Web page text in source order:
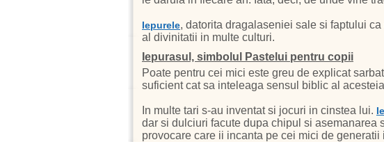
Iepurele, datorita dragalaseniei sale si faptului
al divinitatii in multe culturi.
Iepurasul, simbolul Pastelui pentru copii
Poate pentru cei mici este greu de explicat
suficient cat sa inteleaga sensul biblic al
In multe tari s-au inventat si jocuri in cinstea lui.
dar si dulciuri facute dupa chipul si asemanarea
provocare care ii incanta pe cei mici de